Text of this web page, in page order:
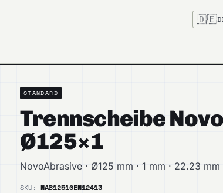
🇩🇪
STANDARD
Trennscheibe
Ø125×1
NovoAbrasive · Ø125 mm · 1 mm · 22.23 mm
SKU: NAB12510EN12413